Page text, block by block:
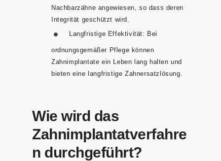
Nachbarzähne angewiesen, so dass deren
Integrität geschützt wird.
Langfristige Effektivität: Bei
ordnungsgemäßer Pflege können
Zahnimplantate ein Leben lang halten und
bieten eine langfristige Zahnersatzlösung.
Wie wird das
Zahnimplantatverfahre
n durchgeführt?